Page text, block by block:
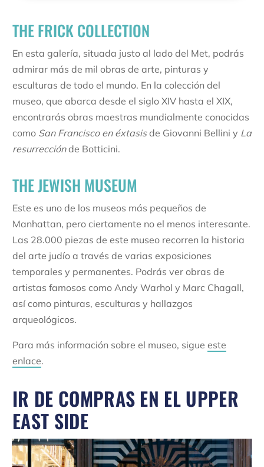
THE FRICK COLLECTION
En esta galería, situada justo al lado del Met, podrás
admirar más de mil obras de arte, pinturas y
esculturas de todo el mundo. En la colección del
museo, que abarca desde el siglo XIV hasta el XIX,
encontrarás obras maestras mundialmente conocidas
como San Francisco en éxtasisde Giovanni Bellini y La
resurrecciónde Botticini.
THE JEWISH MUSEUM
Este es uno de los museos más pequeños de
Manhattan, pero ciertamente no el menos interesante.
Las 28.000 piezas de este museo recorren la historia
del arte judío a través de varias exposiciones
temporales y permanentes. Podrás ver obras de
artistas famosos como Andy Warhol y Marc Chagall,
así como pinturas, esculturas y hallazgos
arqueológicos.
Para más información sobre el museo, sigue este
enlace.
IR DE COMPRAS EN EL UPPER
EAST SIDE